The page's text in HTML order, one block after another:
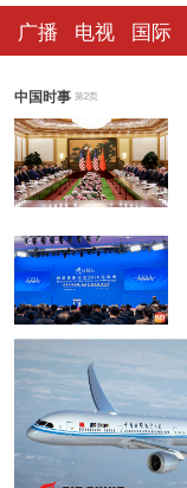
广播 电视 国际
中国时事 第2页